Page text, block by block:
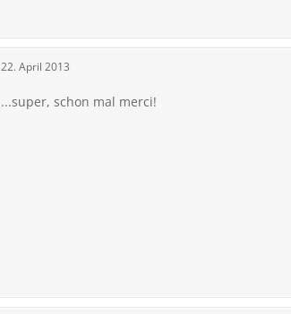
22. April 2013
...super, schon mal merci!